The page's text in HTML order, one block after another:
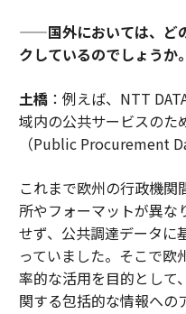
——国外においては、ど
クしているのでしょうか。
土橋：例えば、NTT
域内の公共サービスのた
（Public Procurement
これまで欧州の行政機関
所やフォーマットが異な
せず、公共調達データに
っていました。そこで欧
率的な活用を目的として
関する包括的な情報への